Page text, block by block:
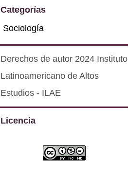
Categorías
Sociología
Derechos de autor 2024 Instituto
Latinoamericano de Altos
Estudios - ILAE
Licencia